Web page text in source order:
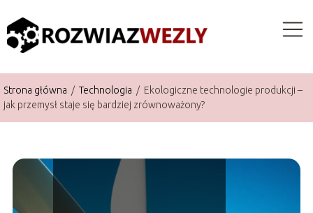
Strona główna / Technologia / Ekologiczne technologie produkcji –
jak przemysł staje się bardziej zrównoważony?